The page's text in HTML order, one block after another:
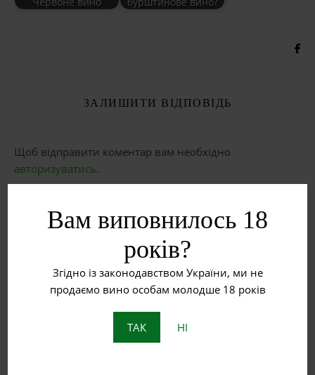
Вам виповнилось 18
років?
Згідно із законодавством України, ми не
продаємо вино особам молодше 18 років
ТАК НІ
ЗАЛИШИТИ ВІДПОВІДЬ
Щоб відправити коментар вам необхідно
авторизуватись.
НЕДАВНІ ЗАПИСИ